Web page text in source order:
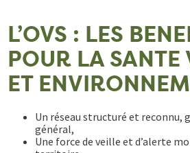
L’OVS : LES
POUR LA SANTE
ET
Un réseau structuré et reconnu,
général,
Une force de veille et d’alerte